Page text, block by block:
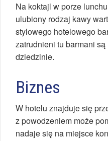
Na koktajl w porze
ulubiony rodzaj kawy
stylowego hotelowego
zatrudnieni tu barmani
dziedzinie.
Biznes
W hotelu znajduje się
z powodzeniem może
nadaje się na miejsce